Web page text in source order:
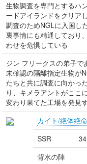
生物調査を専門とするハ
ードアイランドをクリア
調査のためNGLに入国し
裏事情にも精通しており
わせを危惧している
ジン フリークスの弟子で
未確認の隔離指定生物が
たちと共に調査に向かっ
り、キメラアントがここ
変わり果てた工場を発見
カイト/絶体絶
SSR
34
背水の陣